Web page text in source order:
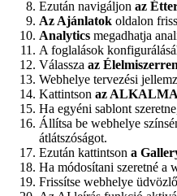
Ezután navigáljon az
Az Ajánlatok oldalon
Analytics megadhatja
A foglalások
Válassza az
Webhelye tervezési
Kattintson az
Ha egyéni sablont
Állítsa be webhelye
átlátszóságot.
Ezután kattintson a
Ha módosítani szeretné a
Frissítse webhelye